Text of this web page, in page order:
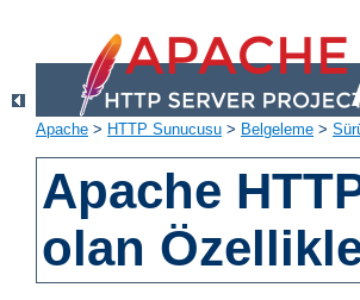
Apache > HTTP Sunucusu > Belgeleme >
Apache
olan